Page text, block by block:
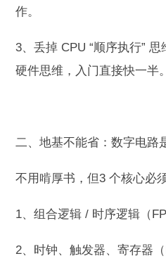
作。
3、丢掉 CPU “顺序执行”
硬件思维，入门直接快一半。
二、地基不能省：数字电路
不用啃厚书，但3 个核心必
1、组合逻辑 / 时序逻辑（
2、时钟、触发器、寄存器（